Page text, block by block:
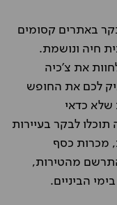
באתרים קסומים
חיה ונושמת.
את צ'כיה
לכם את החופש
שלא כדאי
לבקר בעיירות
מכרות כסף
מהטירות,
הביניים.